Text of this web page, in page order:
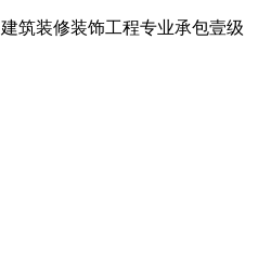
建筑装修装饰工程专业承包壹级